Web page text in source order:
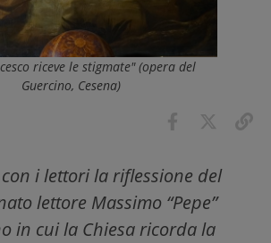
riceve le stigmate" (opera del
Guercino, Cesena)
i lettori la riflessione del
lettore Massimo “Pepe”
in cui la Chiesa ricorda la